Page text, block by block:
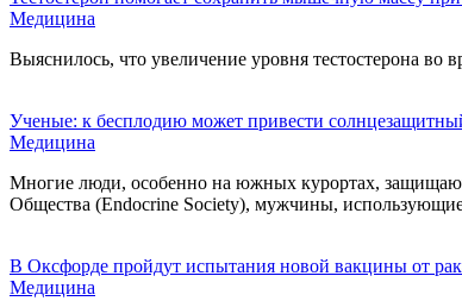
Медицина
Выяснилось, что увеличение уровня тестостерона
Ученые: к бесплодию может привести
Медицина
Многие люди, особенно на южных курортах,
Общества (Endocrine Society), мужчины,
В Оксфорде пройдут испытания новой вакцины от
Медицина